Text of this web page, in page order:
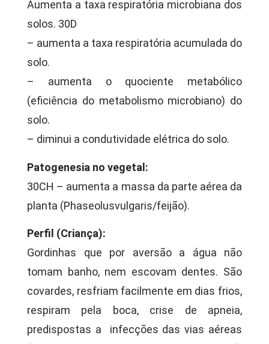
Aumenta a taxa respiratória microbiana dos
solos. 30D
– aumenta a taxa respiratória acumulada do
solo.
– aumenta o quociente metabólico
(eficiência do metabolismo microbiano) do
solo.
– diminui a condutividade elétrica do solo.
Patogenesia no vegetal:
30CH – aumenta a massa da parte aérea da
planta (Phaseolusvulgaris/feijão).
Perfil (Criança):
Gordinhas que por aversão a água não
tomam banho, nem escovam dentes. São
covardes, resfriam facilmente em dias frios,
respiram pela boca, crise de apneia,
predispostas a infecções das vias aéreas